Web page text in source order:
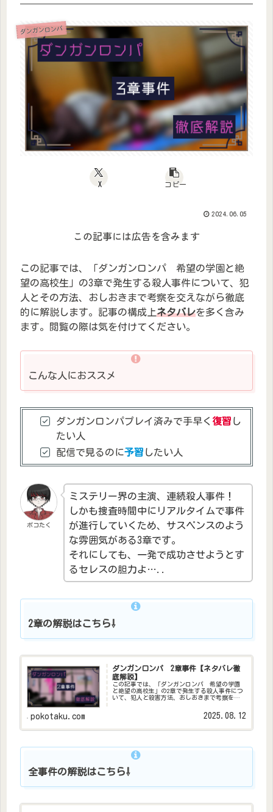
ダンガンロンパ
X コピー
2024.06.05
この記事には広告を含みます
この記事では、「ダンガンロンパ 希望の学園と絶
望の高校生」の3章で発生する殺人事件について、犯
人とその方法、おしおきまで考察を交えながら徹底
的に解説します。記事の構成上ネタバレを多く含み
ます。閲覧の際は気を付けてください。
こんな人におススメ
ダンガンロンパプレイ済みで手早く 復習 し
たい人
配信で見るのに予習 したい人
ポコたく
ミステリー界の主演、連続殺人事件！
しかも捜査時間中にリアルタイムで事件
が進行していくため、サスペンスのよう
な雰囲気がある3章です。
それにしても、一発で成功させようとす
るセレスの胆力よ…..
2章の解説はこちら⇩
ダンガンロンパ 2章事件【ネタバレ徹
底解説】
この記事では、「ダンガンロンパ 希望の学園
と絶望の高校生」の2章で発生する殺人事件につ
いて、犯人と殺害方法、おしおきまで考察を含
pokotaku.com 2025.08.12
全事件の解説はこちら⇩